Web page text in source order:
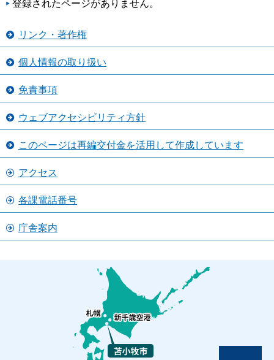
登録されたページがありません。
リンク・著作権
個人情報の取り扱い
免責事項
ウェブアクセシビリティ方針
このページは再編交付金を活用して作成しています
アクセス
各課電話番号
庁舎案内